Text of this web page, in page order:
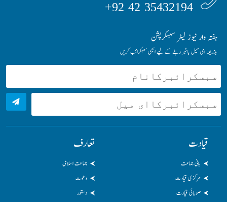
35432194 42 92+
ہفتہ وار نیوز لیٹر سبسکرپشن
بذریعہ ای میل باخبر رہنے کے لیے ابھی سبسکرائب کریں
قیادت
بانی جماعت
مرکزی قیادت
صوبائی قیادت
تعارف
جماعت اسلامی
دعوت
دستور